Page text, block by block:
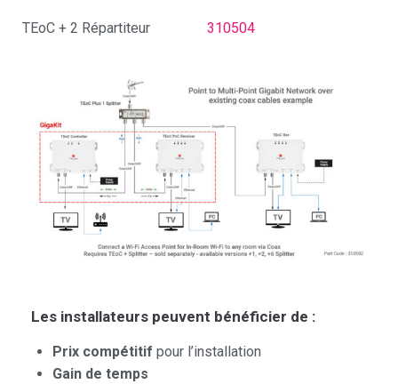
TEoC + 2 Répartiteur 310504
Les installateurs peuvent bénéficier de :
Prix ​​compétitif pour l’installation
Gain de temps